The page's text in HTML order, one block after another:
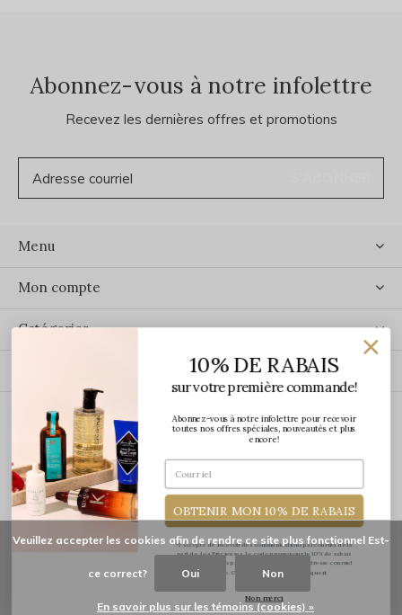
Abonnez-vous à notre infolettre
Recevez les dernières offres et promotions
Menu
Mon compte
Catégories
ÉCRIVEZ-NOUS
© Copyright2026-Les Précieuses
Veuillez accepter les cookies afin de rendre ce site plus fonctionnel Est-
ce correct? Oui Non
En savoir plus sur les témoins (cookies) »
10% DE RABAIS
sur votre première commande!
Abonnez-vous à notre infolettre pour recevoir
toutes nos offres spéciales, nouveautés et plus
encore!
OBTENIR MON 10% DE RABAIS
*J'accepte de recevoir des communications par courriel de la
part de Les Précieuses. Le code promo pour le 10% de rabais
vous sera transmis par courriel une fois votre adresse courriel
confirmée. Certaines exclusions s'appliquent.
Non merci